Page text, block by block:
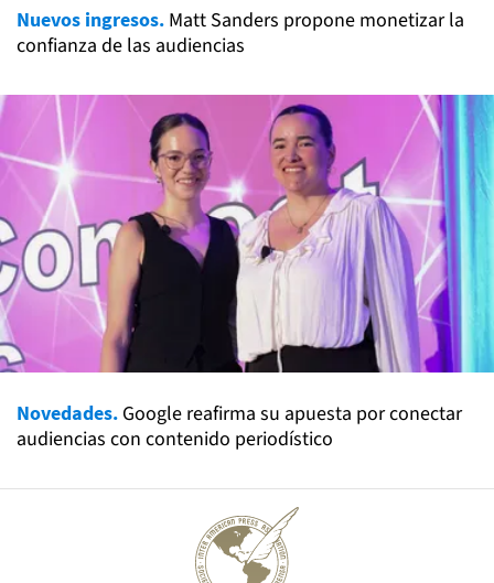
Nuevos ingresos. Matt Sanders propone monetizar la
confianza de las audiencias
Novedades. Google reafirma su apuesta por conectar
audiencias con contenido periodístico